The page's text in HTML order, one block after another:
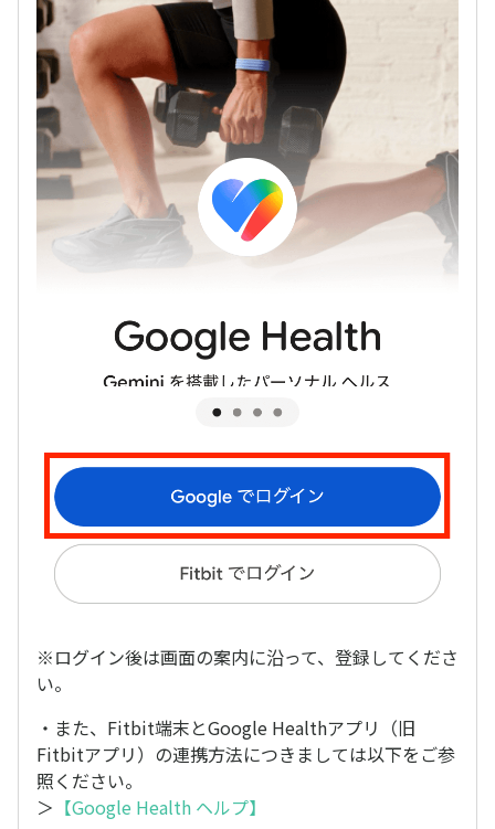
※ログイン後は画面の案内に沿って、登録してくださ
い。
・また、Fitbit端末とGoogle Healthアプリ（旧
Fitbitアプリ）の連携方法につきましては以下をご参
照ください。
＞ 【Google Health ヘルプ】